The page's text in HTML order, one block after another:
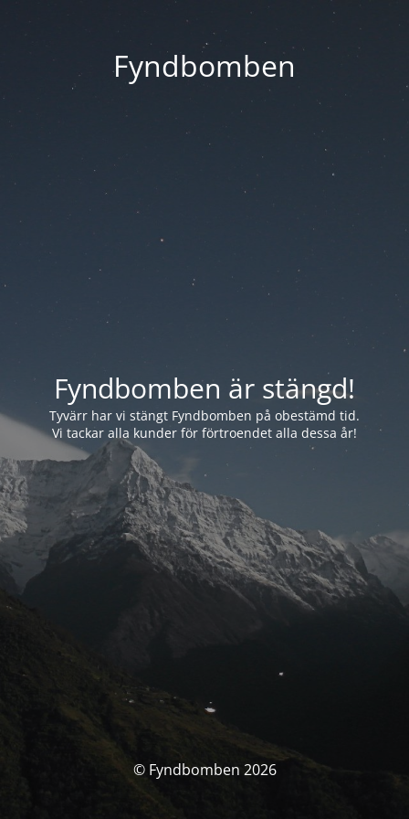
Fyndbomben
Fyndbomben är stängd!
Tyvärr har vi stängt Fyndbomben på obestämd tid.
Vi tackar alla kunder för förtroendet alla dessa år!
© Fyndbomben 2026